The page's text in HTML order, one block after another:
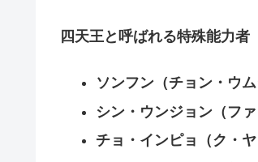
四天王と呼ばれる特殊能力者
ソンフン（チョン・ウム
シン・ウンジョン（ファ
チョ・インピョ（ク・ヤ